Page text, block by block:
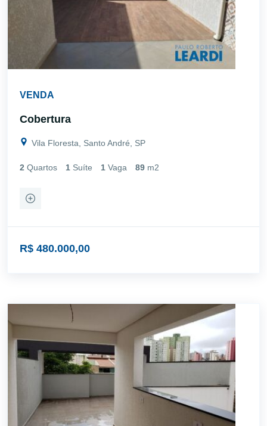
VENDA
Cobertura
Vila Floresta, Santo André, SP
2 Quartos 1 Suíte 1 Vaga 89 m2
R$ 480.000,00